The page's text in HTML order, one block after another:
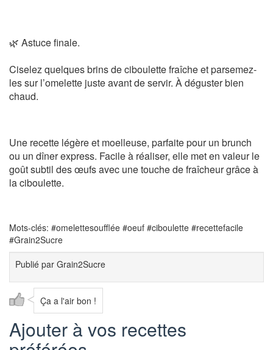
🌿 Astuce finale.
Ciselez quelques brins de ciboulette fraîche et parsemez-
les sur l’omelette juste avant de servir. À déguster bien
chaud.
Une recette légère et moelleuse, parfaite pour un brunch
ou un dîner express. Facile à réaliser, elle met en valeur le
goût subtil des œufs avec une touche de fraîcheur grâce à
la ciboulette.
Mots-clés: #omelettesoufflée #oeuf #ciboulette #recettefacile
#Grain2Sucre
Publié par Grain2Sucre
Ça a l'air bon !
Ajouter à vos recettes